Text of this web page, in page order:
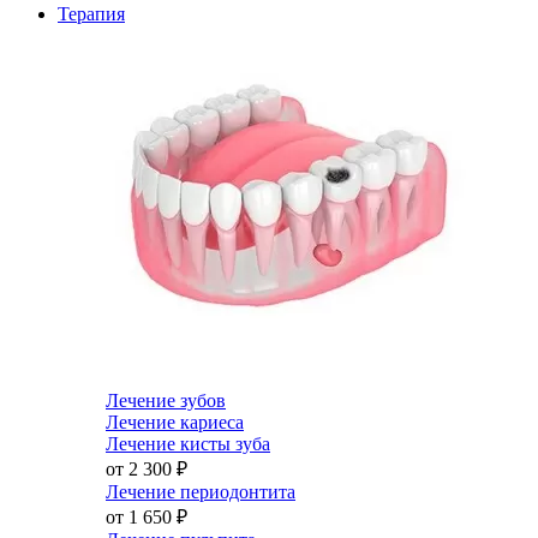
Терапия
Лечение зубов
Лечение кариеса
Лечение кисты зуба
от 2 300 ₽
Лечение периодонтита
от 1 650 ₽